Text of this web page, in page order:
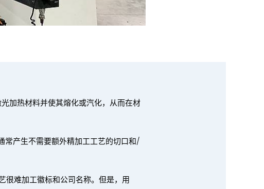
加热材料并使其熔化或汽化，从而在材
常产生不需要额外精加工工艺的切口和/
很难加工徽标和公司名称。但是，用